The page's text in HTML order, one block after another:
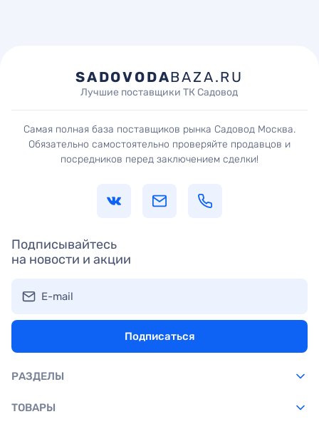
SADOVODABAZA.RU
Лучшие поставщики ТК Садовод
Самая полная база поставщиков рынка Садовод Москва.
Обязательно самостоятельно проверяйте продавцов и
посредников перед заключением сделки!
Подписывайтесь
на новости и акции
E-mail
Подписаться
РАЗДЕЛЫ
ТОВАРЫ